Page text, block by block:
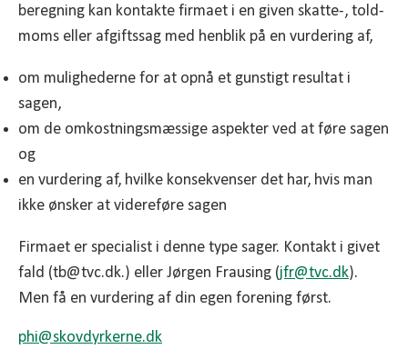
beregning kan kontakte firmaet i en given skatte-, told-
moms eller afgiftssag med henblik på en vurdering af,
om mulighederne for at opnå et gunstigt resultat i
sagen,
om de omkostningsmæssige aspekter ved at føre sagen
og
en vurdering af, hvilke konsekvenser det har, hvis man
ikke ønsker at videreføre sagen
Firmaet er specialist i denne type sager. Kontakt i givet
fald (tb@tvc.dk.) eller Jørgen Frausing (jfr@tvc.dk).
Men få en vurdering af din egen forening først.
phi@skovdyrkerne.dk